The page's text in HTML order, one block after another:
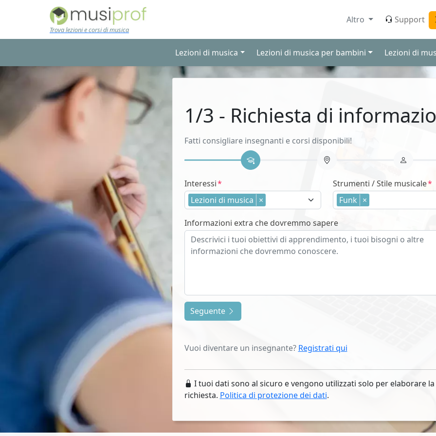
Skip to main content
Trova lezioni e corsi di musica
Altro Support
Lezioni di musica Lezioni di musica per bambini Lezioni di
1/3 - Richiesta di
Fatti consigliare insegnanti e corsi disponibili!
Interessi
Lezioni di musica ×
Strumenti / Stile musicale
Funk ×
Informazioni extra che dovremmo sapere
Seguente
Vuoi diventare un insegnante? Registrati qui
I tuoi dati sono al sicuro e vengono utilizzati solo per elaborare
richiesta. Politica di protezione dei dati.